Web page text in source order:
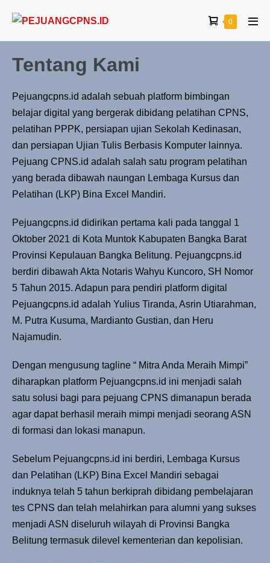
0
Tentang Kami
Pejuangcpns.id adalah sebuah platform bimbingan
belajar digital yang bergerak dibidang pelatihan CPNS,
pelatihan PPPK, persiapan ujian Sekolah Kedinasan,
dan persiapan Ujian Tulis Berbasis Komputer lainnya.
Pejuang CPNS.id adalah salah satu program pelatihan
yang berada dibawah naungan Lembaga Kursus dan
Pelatihan (LKP) Bina Excel Mandiri.
Pejuangcpns.id didirikan pertama kali pada tanggal 1
Oktober 2021 di Kota Muntok Kabupaten Bangka Barat
Provinsi Kepulauan Bangka Belitung. Pejuangcpns.id
berdiri dibawah Akta Notaris Wahyu Kuncoro, SH Nomor
5 Tahun 2015. Adapun para pendiri platform digital
Pejuangcpns.id adalah Yulius Tiranda, Asrin Utiarahman,
M. Putra Kusuma, Mardianto Gustian, dan Heru
Najamudin.
Dengan mengusung tagline “ Mitra Anda Meraih Mimpi”
diharapkan platform Pejuangcpns.id ini menjadi salah
satu solusi bagi para pejuang CPNS dimanapun berada
agar dapat berhasil meraih mimpi menjadi seorang ASN
di formasi dan lokasi manapun.
Sebelum Pejuangcpns.id ini berdiri, Lembaga Kursus
dan Pelatihan (LKP) Bina Excel Mandiri sebagai
induknya telah 5 tahun berkiprah dibidang pembelajaran
tes CPNS dan telah melahirkan para alumni yang sukses
menjadi ASN diseluruh wilayah di Provinsi Bangka
Belitung termasuk dilevel kementerian dan kepolisian.